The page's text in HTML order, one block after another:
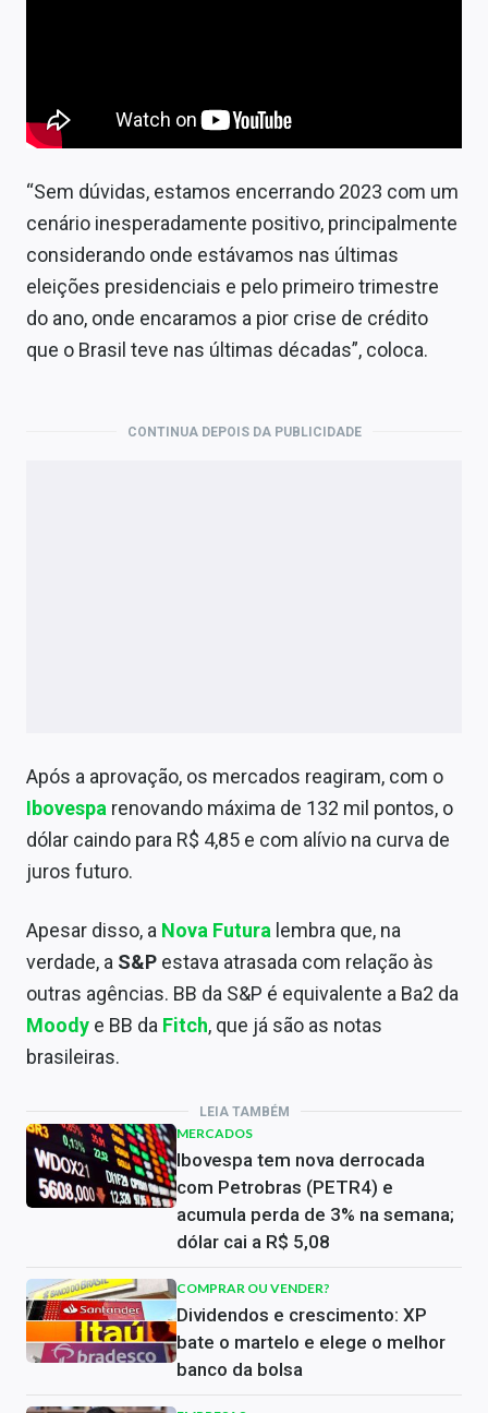
“Sem dúvidas, estamos encerrando 2023 com um
cenário inesperadamente positivo, principalmente
considerando onde estávamos nas últimas
eleições presidenciais e pelo primeiro trimestre
do ano, onde encaramos a pior crise de crédito
que o Brasil teve nas últimas décadas”, coloca.
CONTINUA DEPOIS DA PUBLICIDADE
Após a aprovação, os mercados reagiram, com o
Ibovespa renovando máxima de 132 mil pontos, o
dólar caindo para R$ 4,85 e com alívio na curva de
juros futuro.
Apesar disso, a Nova Futura lembra que, na
verdade, a S&P estava atrasada com relação às
outras agências. BB da S&P é equivalente a Ba2 da
Moody e BB da Fitch, que já são as notas
brasileiras.
LEIA TAMBÉM
MERCADOS
Ibovespa tem nova derrocada
com Petrobras (PETR4) e
acumula perda de 3% na semana;
dólar cai a R$ 5,08
COMPRAR OU VENDER?
Dividendos e crescimento: XP
bate o martelo e elege o melhor
banco da bolsa